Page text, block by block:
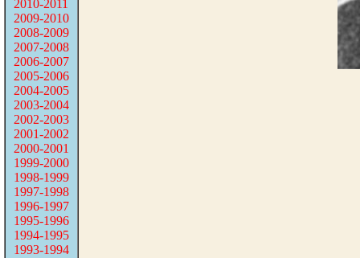
2010-2011
2009-2010
2008-2009
2007-2008
2006-2007
2005-2006
2004-2005
2003-2004
2002-2003
2001-2002
2000-2001
1999-2000
1998-1999
1997-1998
1996-1997
1995-1996
1994-1995
1993-1994